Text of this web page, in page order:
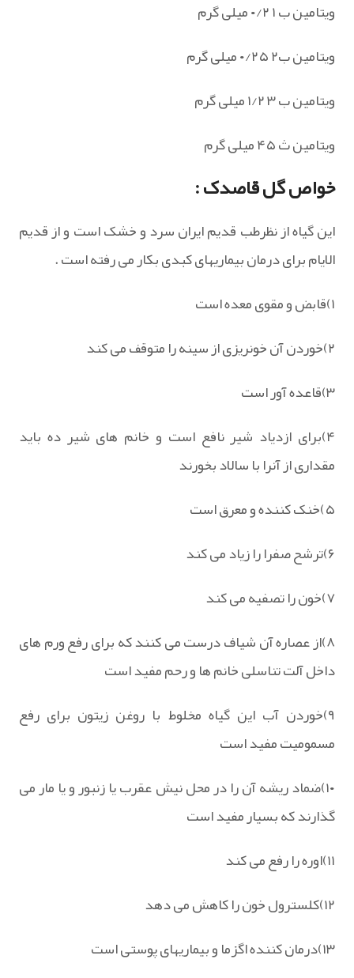
ویتامین ب ۱ ۰/۲ میلی گرم
ویتامین ب۲ ۰/۲۵ میلی گرم
ویتامین ب ۳ ۱/۲ میلی گرم
ویتامین ث ۴۵ میلی گرم
خواص گل قاصدک :
این گیاه از نظرطب قدیم ایران سرد و خشک است و از قدیم
الایام برای درمان بیماریهای کبدی بکار می رفته است .
۱)قابض و مقوی معده است
۲)خوردن آن خونریزی از سینه را متوقف می کند
۳)قاعده آور است
۴)برای ازدیاد شیر نافع است و خانم های شیر ده باید
مقداری از آنرا با سالاد بخورند
۵)خنک کننده و معرق است
۶)ترشح صفرا را زیاد می کند
۷)خون را تصفیه می کند
۸)از عصاره آن شیاف درست می کنند که برای رفع ورم های
داخل آلت تناسلی خانم ها و رحم مفید است
۹)خوردن آب این گیاه مخلوط با روغن زیتون برای رفع
مسمومیت مفید است
۱۰)ضماد ریشه آن را در محل نیش عقرب یا زنبور و یا مار می
گذارند که بسیار مفید است
۱۱)اوره را رفع می کند
۱۲)کلسترول خون را کاهش می دهد
۱۳)درمان کننده اگزما و بیماریهای پوستی است